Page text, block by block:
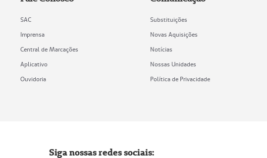
SAC
Imprensa
Central de Marcações
Aplicativo
Ouvidoria
Substituições
Novas Aquisições
Notícias
Nossas Unidades
Política de Privacidade
Siga nossas redes sociais: